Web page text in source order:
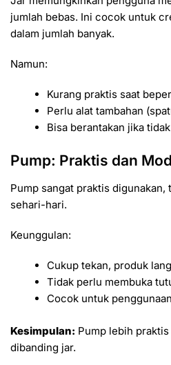
jumlah bebas. Ini cocok untuk
dalam jumlah banyak.
Namun:
Kurang praktis saat
Perlu alat tambahan
Bisa berantakan jika
Pump: Praktis dan
Pump sangat praktis
sehari-hari.
Keunggulan:
Cukup tekan, produk
Tidak perlu membuka
Cocok untuk
Kesimpulan: Pump lebih
dibanding jar.